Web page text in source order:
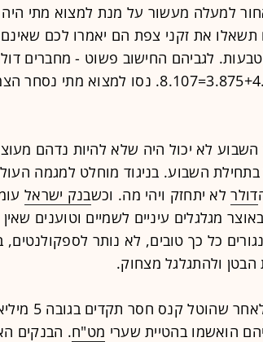
למעלה מעשור על מנת למצוא מתי
את זקני צפת הם יאמרו לכם
לגביהם החישוב פשוט - מחברים
נכון ליום שלישי - 3.875+4.232=8.107. נסו
לא יכול היה שלא להיות נדהם
השבוע. בניגוד מוחלט למגמה
דולרלא יתחזק ויהי מה. וכשבנק ישראל
מגלגלים עיניים לשמיים וטוענים
כל כך טובים, לא נותר לספקולנטים,
ולהתגלגל מצחוק.
כל זה קורה
הואשמו בהטיית שערי מט"ח. הבנקים